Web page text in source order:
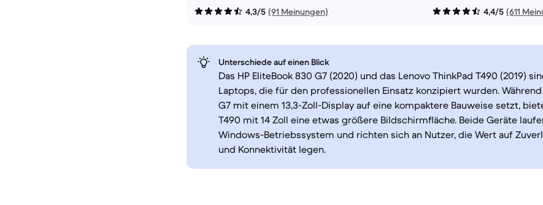
4,3/5 (91 Meinungen) 4,4/5 (611
Unterschiede auf einen Blick
Das HP EliteBook 830 G7 (2020) und das Lenovo ThinkPad T490 (2019)
Laptops, die für den professionellen Einsatz konzipiert wurden.
G7 mit einem 13,3-Zoll-Display auf eine kompaktere Bauweise setzt,
T490 mit 14 Zoll eine etwas größere Bildschirmfläche. Beide Geräte
Windows-Betriebssystem und richten sich an Nutzer, die Wert auf
und Konnektivität legen.